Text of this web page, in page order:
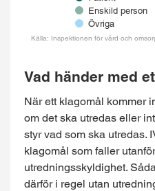
Enskild person
Övriga
Källa: Inspektionen för vård och
Vad händer med
När ett klagomål kommer
om det ska utredas eller
styr vad som ska utredas.
klagomål som faller
utredningsskyldighet.
därför i regel utan